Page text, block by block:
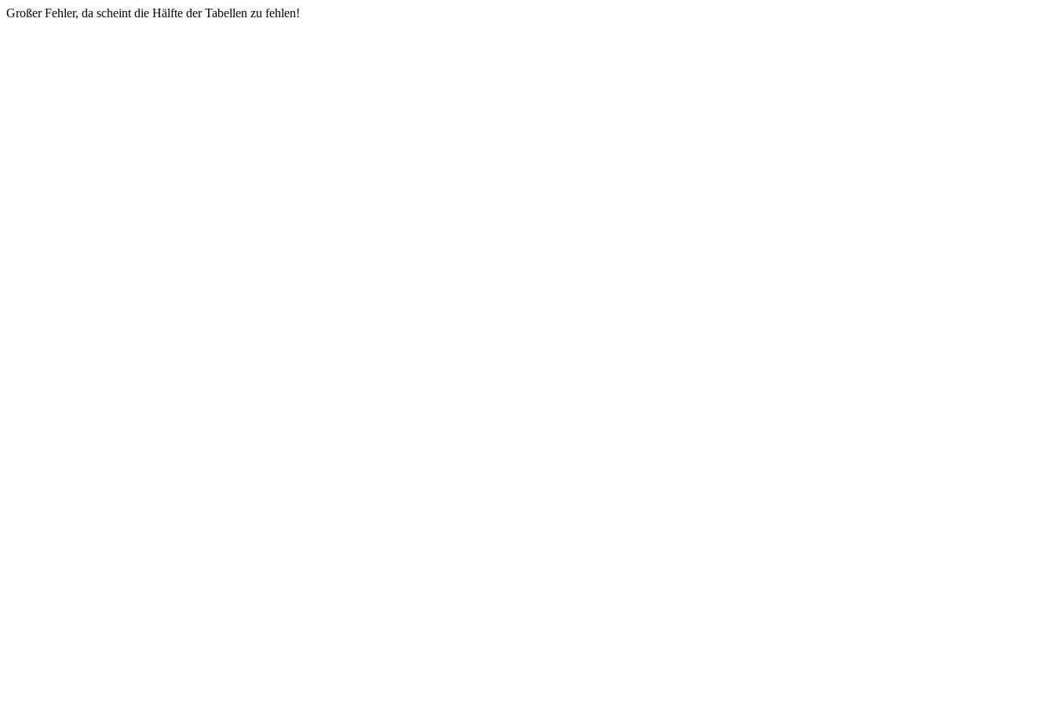
Großer Fehler, da scheint die Hälfte der Tabellen zu fehlen!